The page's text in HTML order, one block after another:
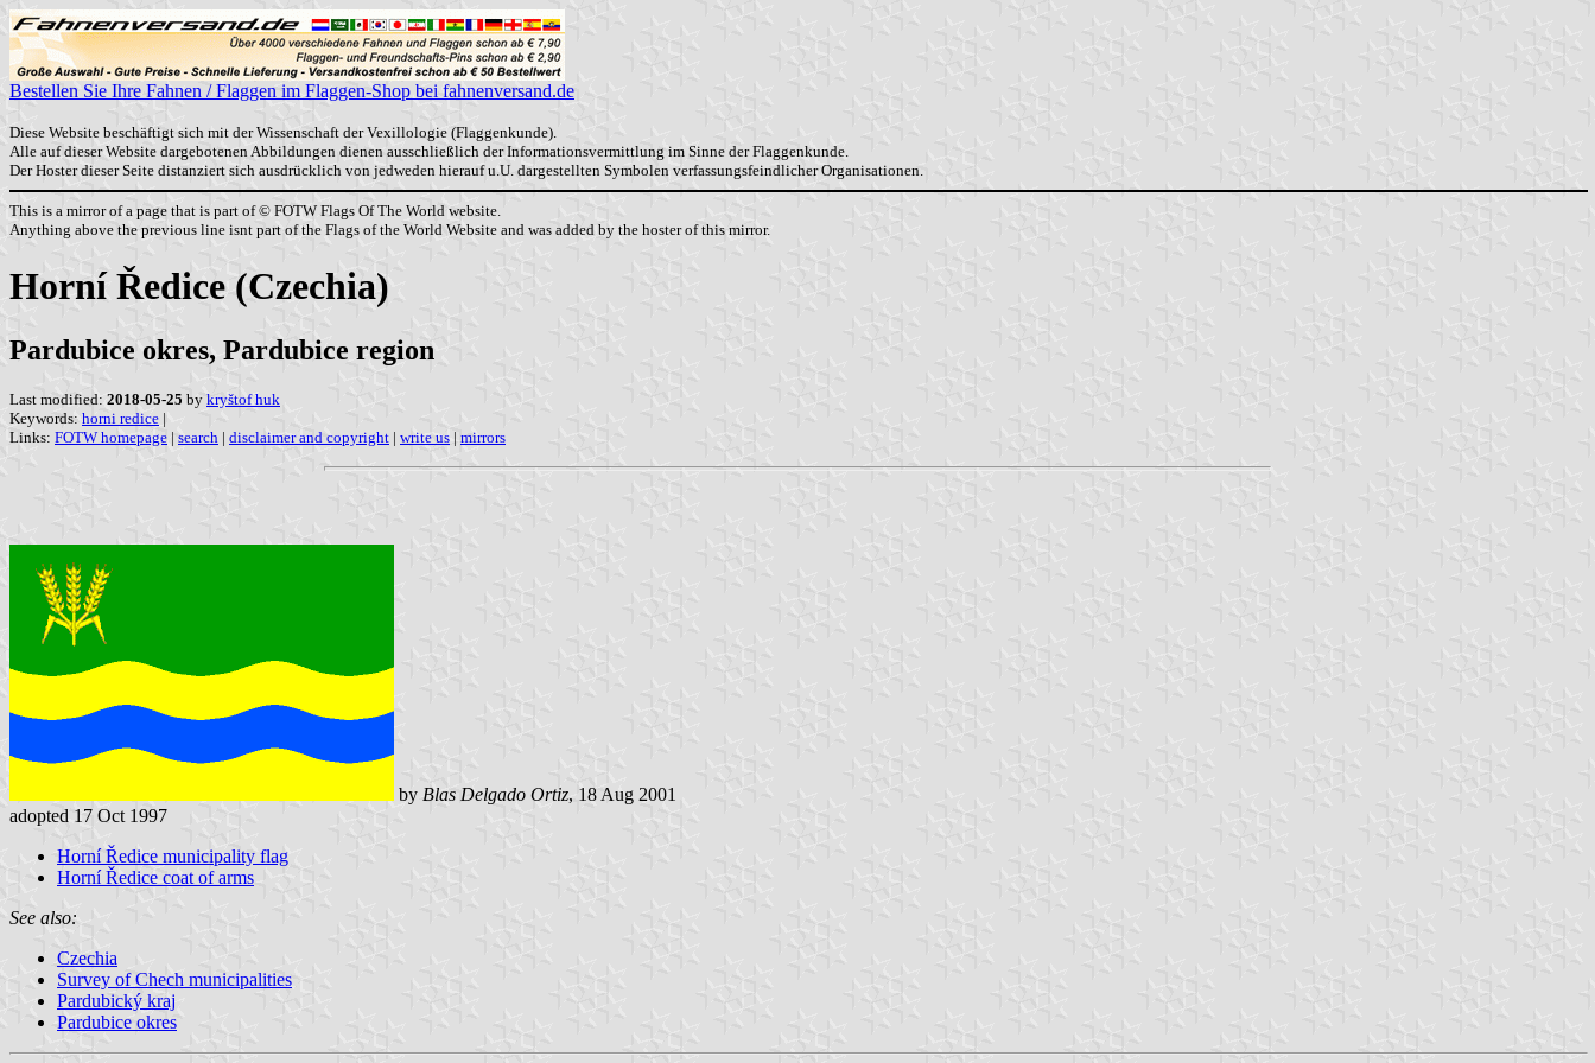
Bestellen Sie Ihre Fahnen / Flaggen im Flaggen-Shop bei fahnenversand.de
Diese Website beschäftigt sich mit der Wissenschaft der Vexillologie (Flaggenkunde).
Alle auf dieser Website dargebotenen Abbildungen dienen ausschließlich der Informationsvermittlung im Sinne der Flaggenkunde.
Der Hoster dieser Seite distanziert sich ausdrücklich von jedweden hierauf u.U. dargestellten Symbolen verfassungsfeindlicher Organisationen.
This is a mirror of a page that is part of © FOTW Flags Of The World website.
Anything above the previous line isnt part of the Flags of the World Website and was added by the hoster of this mirror.
Horní Ředice (Czechia)
Pardubice okres, Pardubice region
Last modified: 2018-05-25 by kryštof huk
Keywords: horni redice |
Links: FOTW homepage | search | disclaimer and copyright | write us | mirrors
by Blas Delgado Ortiz, 18 Aug 2001
adopted 17 Oct 1997
Horní Ředice municipality flag
Horní Ředice coat of arms
See also:
Czechia
Survey of Chech municipalities
Pardubický kraj
Pardubice okres